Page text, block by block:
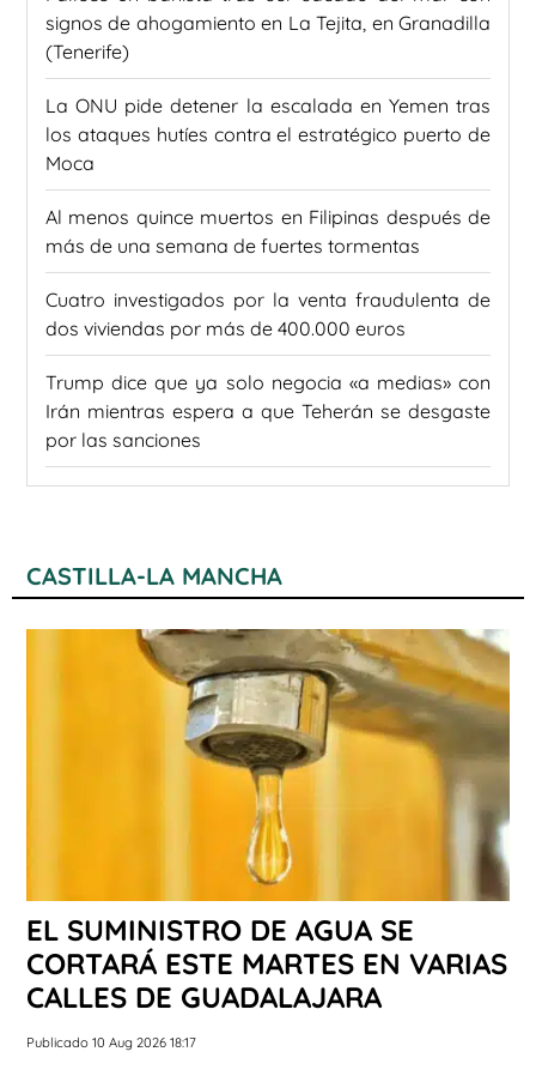
signos de ahogamiento en La Tejita, en Granadilla
(Tenerife)
La ONU pide detener la escalada en Yemen tras
los ataques hutíes contra el estratégico puerto de
Moca
Al menos quince muertos en Filipinas después de
más de una semana de fuertes tormentas
Cuatro investigados por la venta fraudulenta de
dos viviendas por más de 400.000 euros
Trump dice que ya solo negocia «a medias» con
Irán mientras espera a que Teherán se desgaste
por las sanciones
CASTILLA-LA MANCHA
EL SUMINISTRO DE AGUA SE
CORTARÁ ESTE MARTES EN VARIAS
CALLES DE GUADALAJARA
Publicado 10 Aug 2026 18:17